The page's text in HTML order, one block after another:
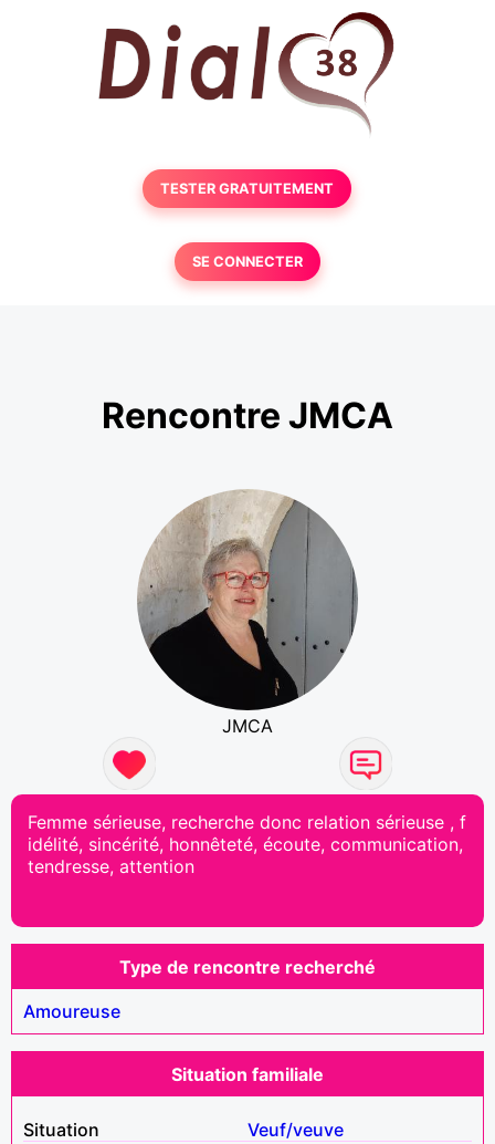
TESTER GRATUITEMENT
SE CONNECTER
Rencontre JMCA
JMCA
Femme sérieuse, recherche donc relation sérieuse , f
idélité, sincérité, honnêteté, écoute, communication,
tendresse, attention
Type de rencontre recherché
Amoureuse
Situation familiale
Situation
Veuf/veuve